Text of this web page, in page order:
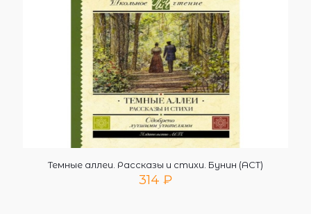
Темные аллеи. Рассказы и стихи. Бунин (АСТ)
314 ₽